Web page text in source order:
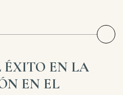
ÉXITO EN LA
EN EL